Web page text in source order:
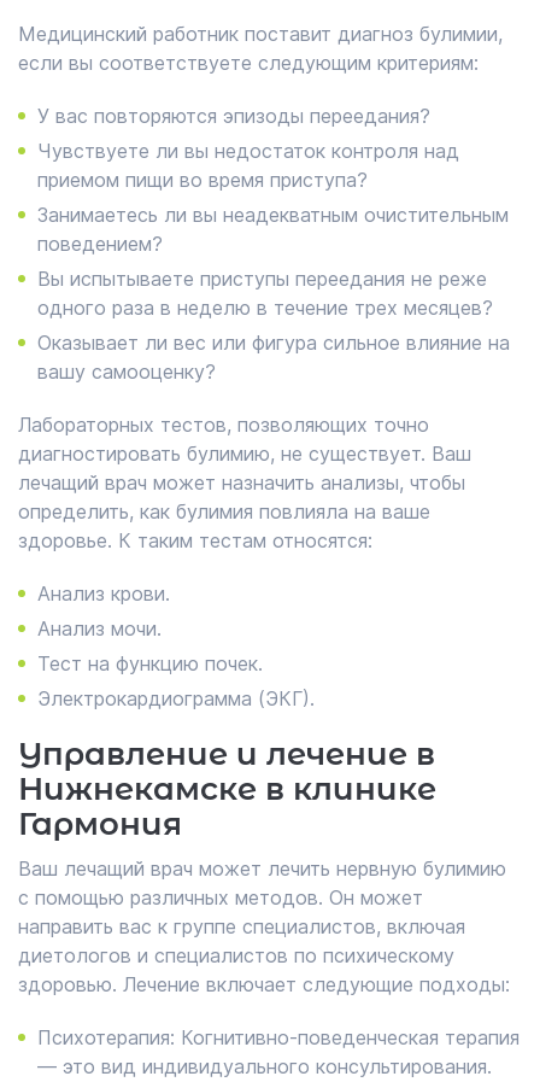
Медицинский работник поставит диагноз булимии,
если вы соответствуете следующим критериям:
У вас повторяются эпизоды переедания?
Чувствуете ли вы недостаток контроля над
приемом пищи во время приступа?
Занимаетесь ли вы неадекватным очистительным
поведением?
Вы испытываете приступы переедания не реже
одного раза в неделю в течение трех месяцев?
Оказывает ли вес или фигура сильное влияние на
вашу самооценку?
Лабораторных тестов, позволяющих точно
диагностировать булимию, не существует. Ваш
лечащий врач может назначить анализы, чтобы
определить, как булимия повлияла на ваше
здоровье. К таким тестам относятся:
Анализ крови.
Анализ мочи.
Тест на функцию почек.
Электрокардиограмма (ЭКГ).
Управление и лечение в
Нижнекамске в клинике
Гармония
Ваш лечащий врач может лечить нервную булимию
с помощью различных методов. Он может
направить вас к группе специалистов, включая
диетологов и специалистов по психическому
здоровью. Лечение включает следующие подходы:
Психотерапия: Когнитивно-поведенческая терапия
— это вид индивидуального консультирования.